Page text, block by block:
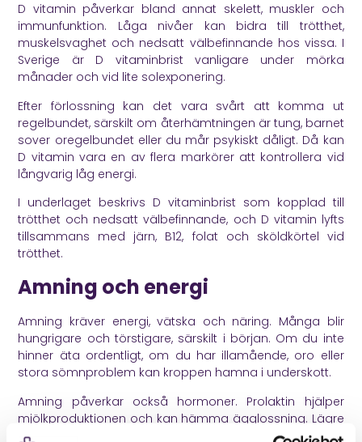
D vitamin påverkar bland annat skelett, muskler och
immunfunktion. Låga nivåer kan bidra till trötthet,
muskelsvaghet och nedsatt välbefinnande hos vissa. I
Sverige är D vitaminbrist vanligare under mörka
månader och vid lite solexponering.
Efter förlossning kan det vara svårt att komma ut
regelbundet, särskilt om återhämtningen är tung, barnet
sover oregelbundet eller du mår psykiskt dåligt. Då kan
D vitamin vara en av flera markörer att kontrollera vid
långvarig låg energi.
I underlaget beskrivs D vitaminbrist som kopplad till
trötthet och nedsatt välbefinnande, och D vitamin lyfts
tillsammans med järn, B12, folat och sköldkörtel vid
trötthet.
Amning och energi
Amning kräver energi, vätska och näring. Många blir
hungrigare och törstigare, särskilt i början. Om du inte
hinner äta ordentligt, om du har illamående, oro eller
stora sömnproblem kan kroppen hamna i underskott.
Amning påverkar också hormoner. Prolaktin hjälper
mjölkproduktionen och kan hämma ägglossning. Lägre
östrogen under amning kan påverka slemhinnor, sexlust